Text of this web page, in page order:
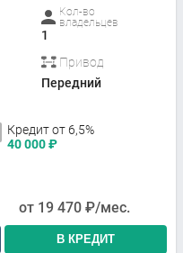
Кол-во
владельцев
1
Привод
Передний
Кредит от 6,5%
40 000₽
от 19 470 ₽/мес.
В КРЕДИТ